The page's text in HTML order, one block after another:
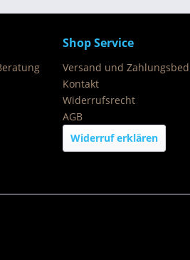
Shop Service
Versand und
Kontakt
Widerrufsrecht
AGB
Widerruf erklären